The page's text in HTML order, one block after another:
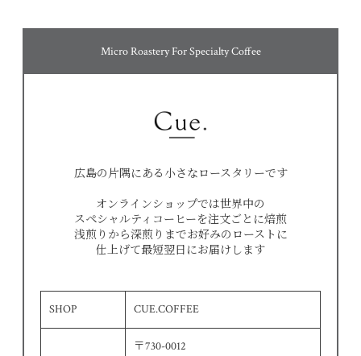
Micro Roastery For Specialty Coffee
広島の片隅にある小さなロースタリーです
オンラインショップでは世界中の
スペシャルティコーヒーを注文ごとに焙煎
浅煎りから深煎りまでお好みのローストに
仕上げて最短翌日にお届けします
SHOP CUE.COFFEE
〒730-0012